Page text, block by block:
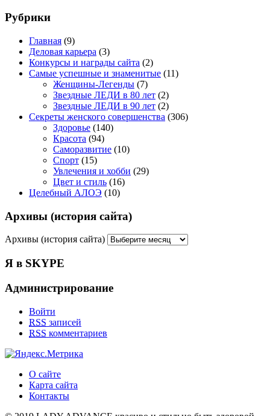
Рубрики
Главная (9)
Деловая карьера (3)
Конкурсы и награды сайта (2)
Самые успешные и знаменитые (11)
Женщины-Легенды (7)
Звездные ЛЕДИ в 80 лет (2)
Звездные ЛЕДИ в 90 лет (2)
Секреты женского совершенства (306)
Здоровье (140)
Красота (94)
Саморазвитие (10)
Спорт (15)
Увлечения и хобби (29)
Цвет и стиль (16)
Целебный АЛОЭ (10)
Архивы (история сайта)
Архивы (история сайта)
Я в SKYPE
Администрирование
Войти
RSS записей
RSS комментариев
О сайте
Карта сайта
Контакты